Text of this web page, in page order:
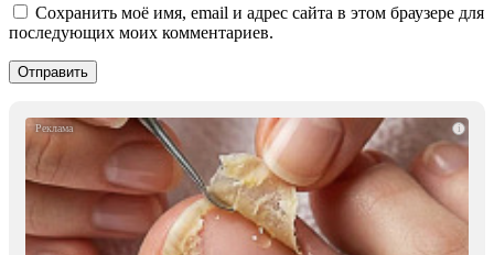
Сохранить моё имя, email и адрес сайта в этом браузере для
последующих моих комментариев.
i